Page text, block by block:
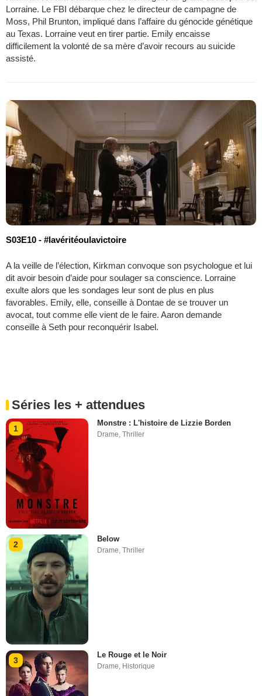
Lorraine. Le FBI débarque chez le directeur de campagne de
Moss, Phil Brunton, impliqué dans l’affaire du génocide génétique
au Texas. Lorraine veut en tirer partie. Emily encaisse
difficilement la volonté de sa mère d’avoir recours au suicide
assisté.
S03E10 - #lavéritéoulavictoire
A la veille de l’élection, Kirkman convoque son psychologue et lui
dit avoir besoin d’aide pour soulager sa conscience. Lorraine
exulte alors que les sondages leur sont de plus en plus
favorables. Emily, elle, conseille à Dontae de se trouver un
avocat, tout comme elle vient de le faire. Aaron demande
conseille à Seth pour reconquérir Isabel.
Séries les + attendues
1
Monstre : L'histoire de Lizzie Borden
Drame ,Thriller
2
Below
Drame,Thriller
3
Le Rouge et le Noir
Drame, Historique